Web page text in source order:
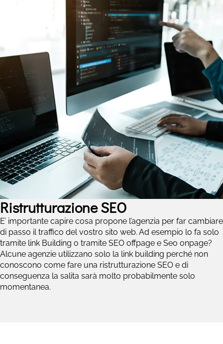
Ristrutturazione SEO
E’ importante capire cosa propone l’agenzia per far cambiare
di passo il traffico del vostro sito web. Ad esempio lo fa solo
tramite link Building o tramite SEO offpage e Seo onpage?
Alcune agenzie utilizzano solo la link building perché non
conoscono come fare una ristrutturazione SEO e di
conseguenza la salita sarà molto probabilmente solo
momentanea.